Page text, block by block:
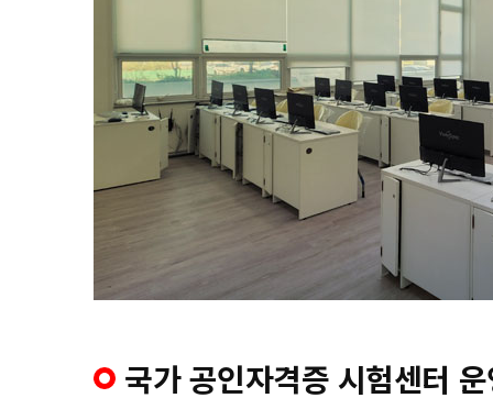
국가 공인자격증 시험센터